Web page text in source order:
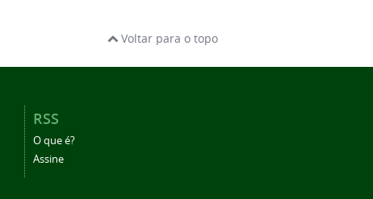
Voltar para o topo
RSS
O que é?
Assine